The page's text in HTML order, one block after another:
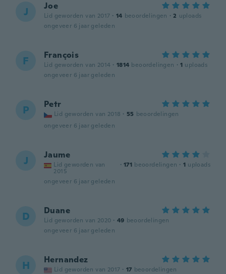
J Joe
Lid geworden van 2017 · 14 beoordelingen · 2 uploads
ongeveer 6 jaar geleden
F François
Lid geworden van 2014 · 1814 beoordelingen · 1 uploads
ongeveer 6 jaar geleden
P Petr
Lid geworden van 2018 · 55 beoordelingen
ongeveer 6 jaar geleden
J Jaume
Lid geworden van
2015
· 171 beoordelingen · 1 uploads
ongeveer 6 jaar geleden
D Duane
Lid geworden van 2020 · 49 beoordelingen
ongeveer 6 jaar geleden
H Hernandez
Lid geworden van 2017 · 17 beoordelingen